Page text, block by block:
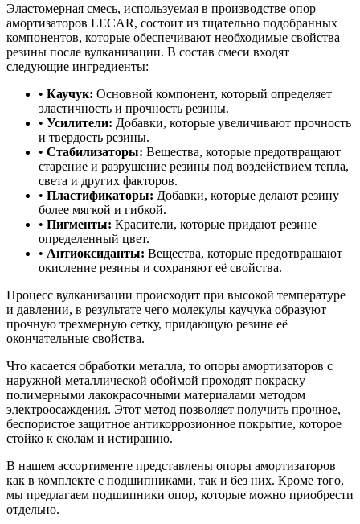
Эластомерная смесь, используемая в производстве опор
амортизаторов LECAR, состоит из тщательно подобранных
компонентов, которые обеспечивают необходимые свойства
резины после вулканизации. В состав смеси входят
следующие ингредиенты:
• Каучук: Основной компонент, который определяет
эластичность и прочность резины.
• Усилители: Добавки, которые увеличивают прочность
и твердость резины.
• Стабилизаторы: Вещества, которые предотвращают
старение и разрушение резины под воздействием тепла,
света и других факторов.
• Пластификаторы: Добавки, которые делают резину
более мягкой и гибкой.
• Пигменты: Красители, которые придают резине
определенный цвет.
• Антиоксиданты: Вещества, которые предотвращают
окисление резины и сохраняют её свойства.
Процесс вулканизации происходит при высокой температуре
и давлении, в результате чего молекулы каучука образуют
прочную трехмерную сетку, придающую резине её
окончательные свойства.
Что касается обработки металла, то опоры амортизаторов с
наружной металлической обоймой проходят покраску
полимерными лакокрасочными материалами методом
электроосаждения. Этот метод позволяет получить прочное,
беспористое защитное антикоррозионное покрытие, которое
стойко к сколам и истиранию.
В нашем ассортименте представлены опоры амортизаторов
как в комплекте с подшипниками, так и без них. Кроме того,
мы предлагаем подшипники опор, которые можно приобрести
отдельно.